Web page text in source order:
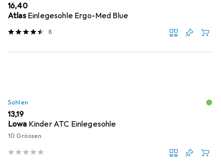
EUR
16,40
Atlas Einlegesohle Ergo-Med Blue
8
Sohlen
EUR
13,19
Lowa Kinder ATC Einlegesohle
10 Grössen